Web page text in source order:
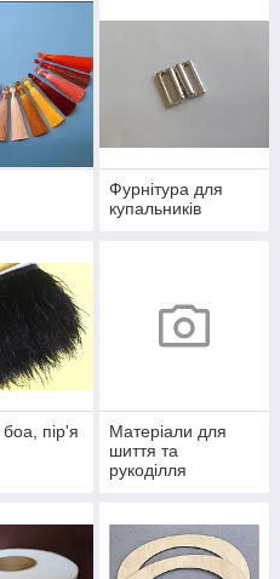
Фурнітура для
купальників
пір'я
Матеріали для
шиття та
рукоділля